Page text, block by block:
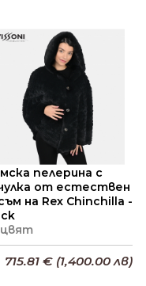
в кошницата
пелерина с
от естествен
на Rex Chinchilla -
цвят
715.81 € (1,400.00 лв)